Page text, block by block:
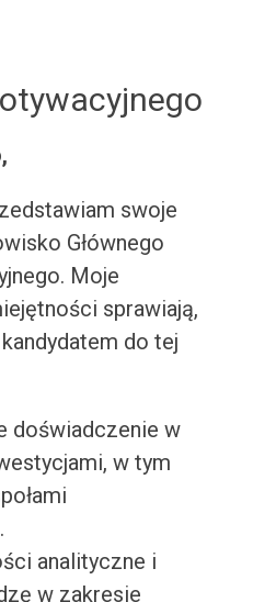
swoje
Głównego
Moje
sprawiają,
do tej
doświadczenie w
w tym
analityczne i
w zakresie